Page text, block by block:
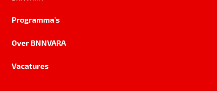
Programma's
Over BNNVARA
Vacatures